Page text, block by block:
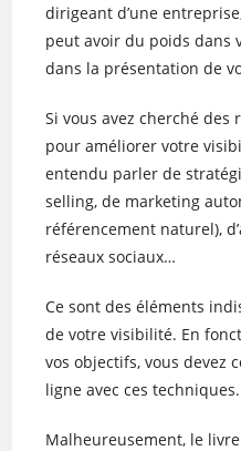
dirigeant d’une
peut avoir du poids dans
dans la présentation de
Si vous avez cherché
pour améliorer votre
entendu parler de
selling, de marketing
référencement naturel),
réseaux sociaux…
Ce sont des éléments
de votre visibilité. En
vos objectifs, vous devez
ligne avec ces techniques.
Malheureusement, le